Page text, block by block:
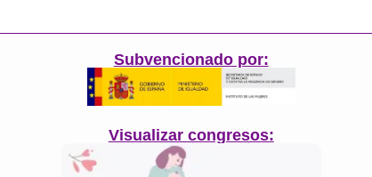
Subvencionado por:
Visualizar congresos: